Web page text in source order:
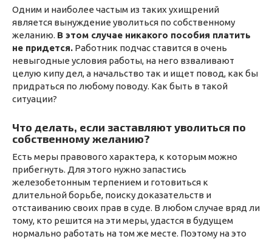
Одним и наиболее частым из таких ухищрений
является вынуждение уволиться по собственному
желанию. В этом случае никакого пособия платить
не придется. Работник подчас ставится в очень
невыгодные условия работы, на него взваливают
целую кипу дел, а начальство так и ищет повод, как бы
придраться по любому поводу. Как быть в такой
ситуации?
Что делать, если заставляют уволиться по
собственному желанию?
Есть меры правового характера, к которым можно
прибегнуть. Для этого нужно запастись
железобетонным терпением и готовиться к
длительной борьбе, поиску доказательств и
отстаиванию своих прав в суде. В любом случае вряд ли
тому, кто решится на эти меры, удастся в будущем
нормально работать на том же месте. Поэтому на это